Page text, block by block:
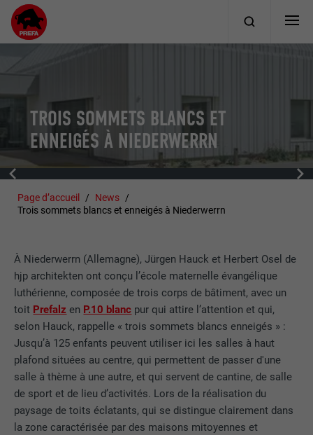
TROIS SOMMETS BLANCS ET
ENNEIGÉS À NIEDERWERRN
Page d’accueil
News
Trois sommets blancs et enneigés à Niederwerrn
À Niederwerrn (Allemagne), Jürgen Hauck et Herbert Osel de
hjp architekten ont conçu l’école maternelle évangélique
luthérienne, composée de trois corps de bâtiment, avec un
toit Prefalz en P.10 blanc pur qui attire l’attention et qui,
selon Hauck, rappelle « trois sommets blancs enneigés » :
Jusqu’à 125 enfants peuvent utiliser ici les salles à haut
plafond situées au centre, qui permettent de passer d'une
salle à thème à une autre, et qui servent de cantine, de salle
de sport et de lieu d’activités. Lors de la réalisation du
paysage de toits éclatants, qui se distingue clairement dans
la zone caractérisée par des maisons mitoyennes et